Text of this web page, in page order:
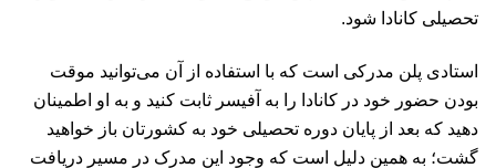
تحصیلی کانادا شود.
استادی پلن مدرکی است که با استفاده از آن می‌توانید موقت
بودن حضور خود در کانادا را به آفیسر ثابت کنید و به او اطمینان
دهید که بعد از پایان دوره تحصیلی خود به کشورتان باز خواهید
گشت؛ به همین دلیل است که وجود این مدرک در مسیر دریافت